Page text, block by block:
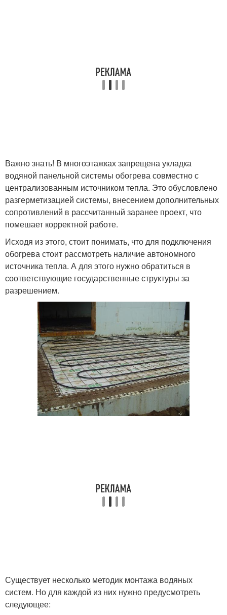
Важно знать! В многоэтажках запрещена укладка
водяной панельной системы обогрева совместно с
централизованным источником тепла. Это обусловлено
разгерметизацией системы, внесением дополнительных
сопротивлений в рассчитанный заранее проект, что
помешает корректной работе.
Исходя из этого, стоит понимать, что для подключения
обогрева стоит рассмотреть наличие автономного
источника тепла. А для этого нужно обратиться в
соответствующие государственные структуры за
разрешением.
Существует несколько методик монтажа водяных
систем. Но для каждой из них нужно предусмотреть
следующее: